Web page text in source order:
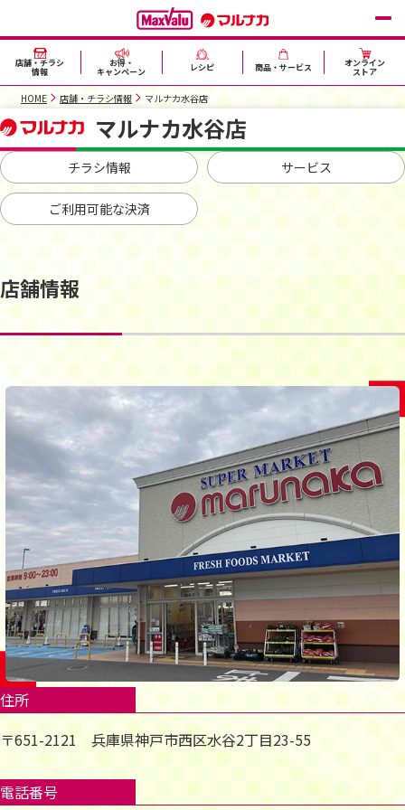
店舗・チラシ
情報
お得・
キャンペーン レシピ 商品・サービス オンライン
ストア
HOME 店舗・チラシ情報 マルナカ水谷店
マルナカ水谷店
チラシ情報 サービス
ご利用可能な決済
店舗情報
住所
〒651-2121 兵庫県神戸市西区水谷2丁目23-55
電話番号